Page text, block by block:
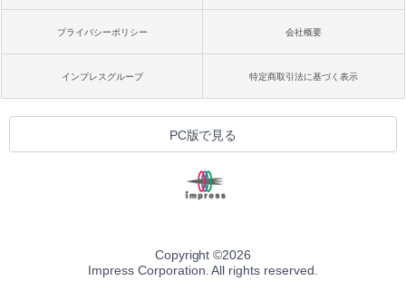
プライバシーポリシー 会社概要
インプレスグループ 特定商取引法に基づく表示
PC版で見る
Copyright ©2026
Impress Corporation. All rights reserved.